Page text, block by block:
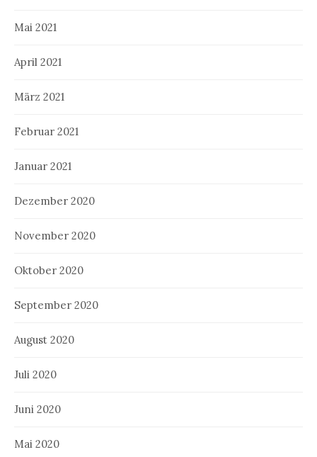
Mai 2021
April 2021
März 2021
Februar 2021
Januar 2021
Dezember 2020
November 2020
Oktober 2020
September 2020
August 2020
Juli 2020
Juni 2020
Mai 2020